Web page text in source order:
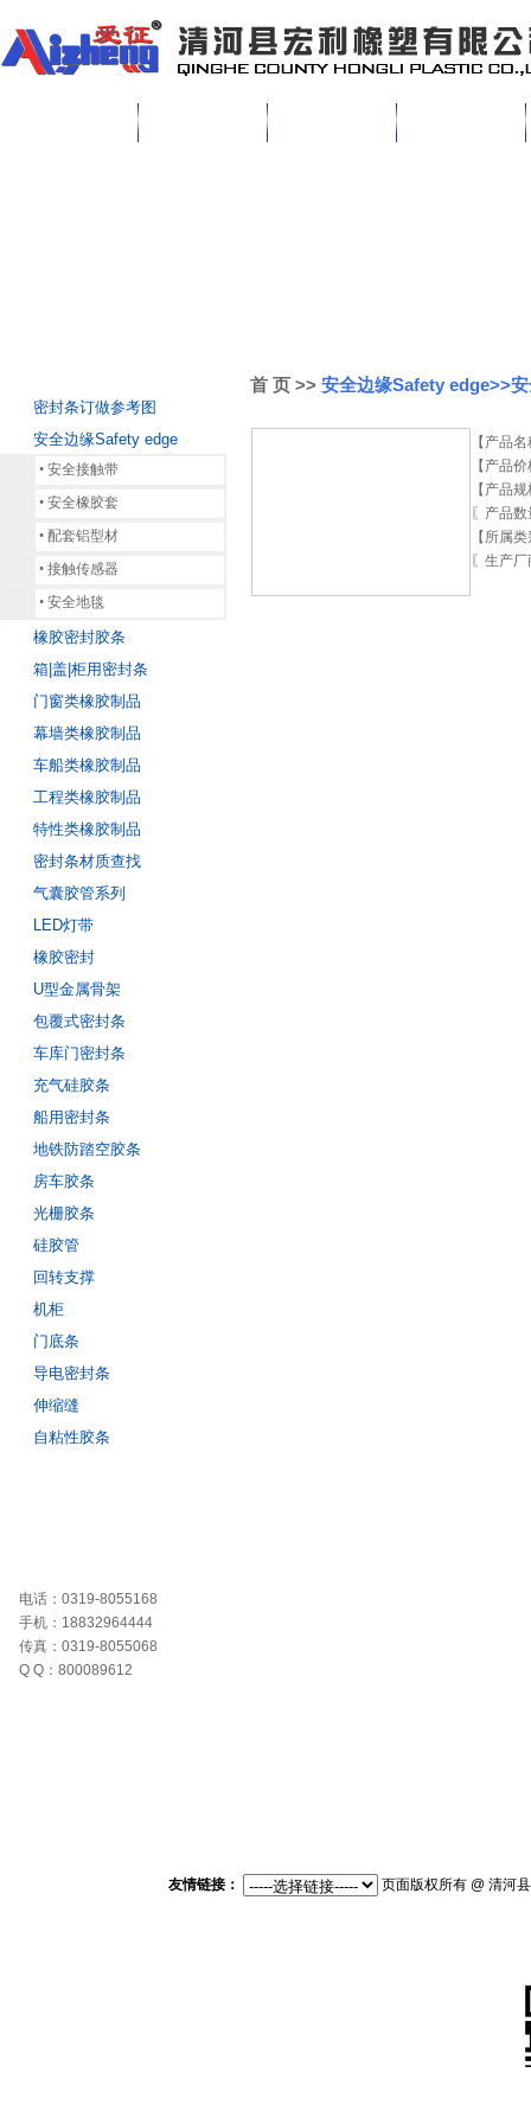
密封条订做参考图
安全边缘Safety edge
• 安全接触带
• 安全橡胶套
• 配套铝型材
• 接触传感器
• 安全地毯
橡胶密封胶条
箱|盖|柜用密封条
门窗类橡胶制品
幕墙类橡胶制品
车船类橡胶制品
工程类橡胶制品
特性类橡胶制品
密封条材质查找
气囊胶管系列
LED灯带
橡胶密封
U型金属骨架
包覆式密封条
车库门密封条
充气硅胶条
船用密封条
地铁防踏空胶条
房车胶条
光栅胶条
硅胶管
回转支撑
机柜
门底条
导电密封条
伸缩缝
自粘性胶条
电话：0319-8055168
手机：18832964444
传真：0319-8055068
Q Q：800089612
首 页 >> 安全边缘Safety edge>>
【产品
【产品
【产品
〖产品
【所属
〖生产
友情链接： 页面版权所有 @ 清河